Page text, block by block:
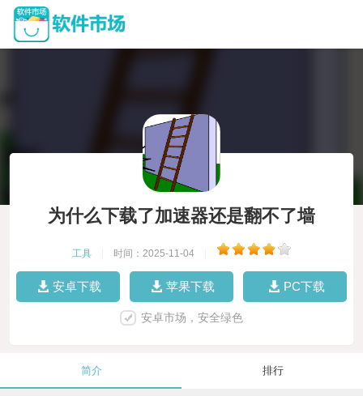
为什么下载了加速器还是翻不了墙
工具 时间：2025-11-04
安卓下载 苹果下载 PC下载
安卓市场，安全绿色
简介 排行